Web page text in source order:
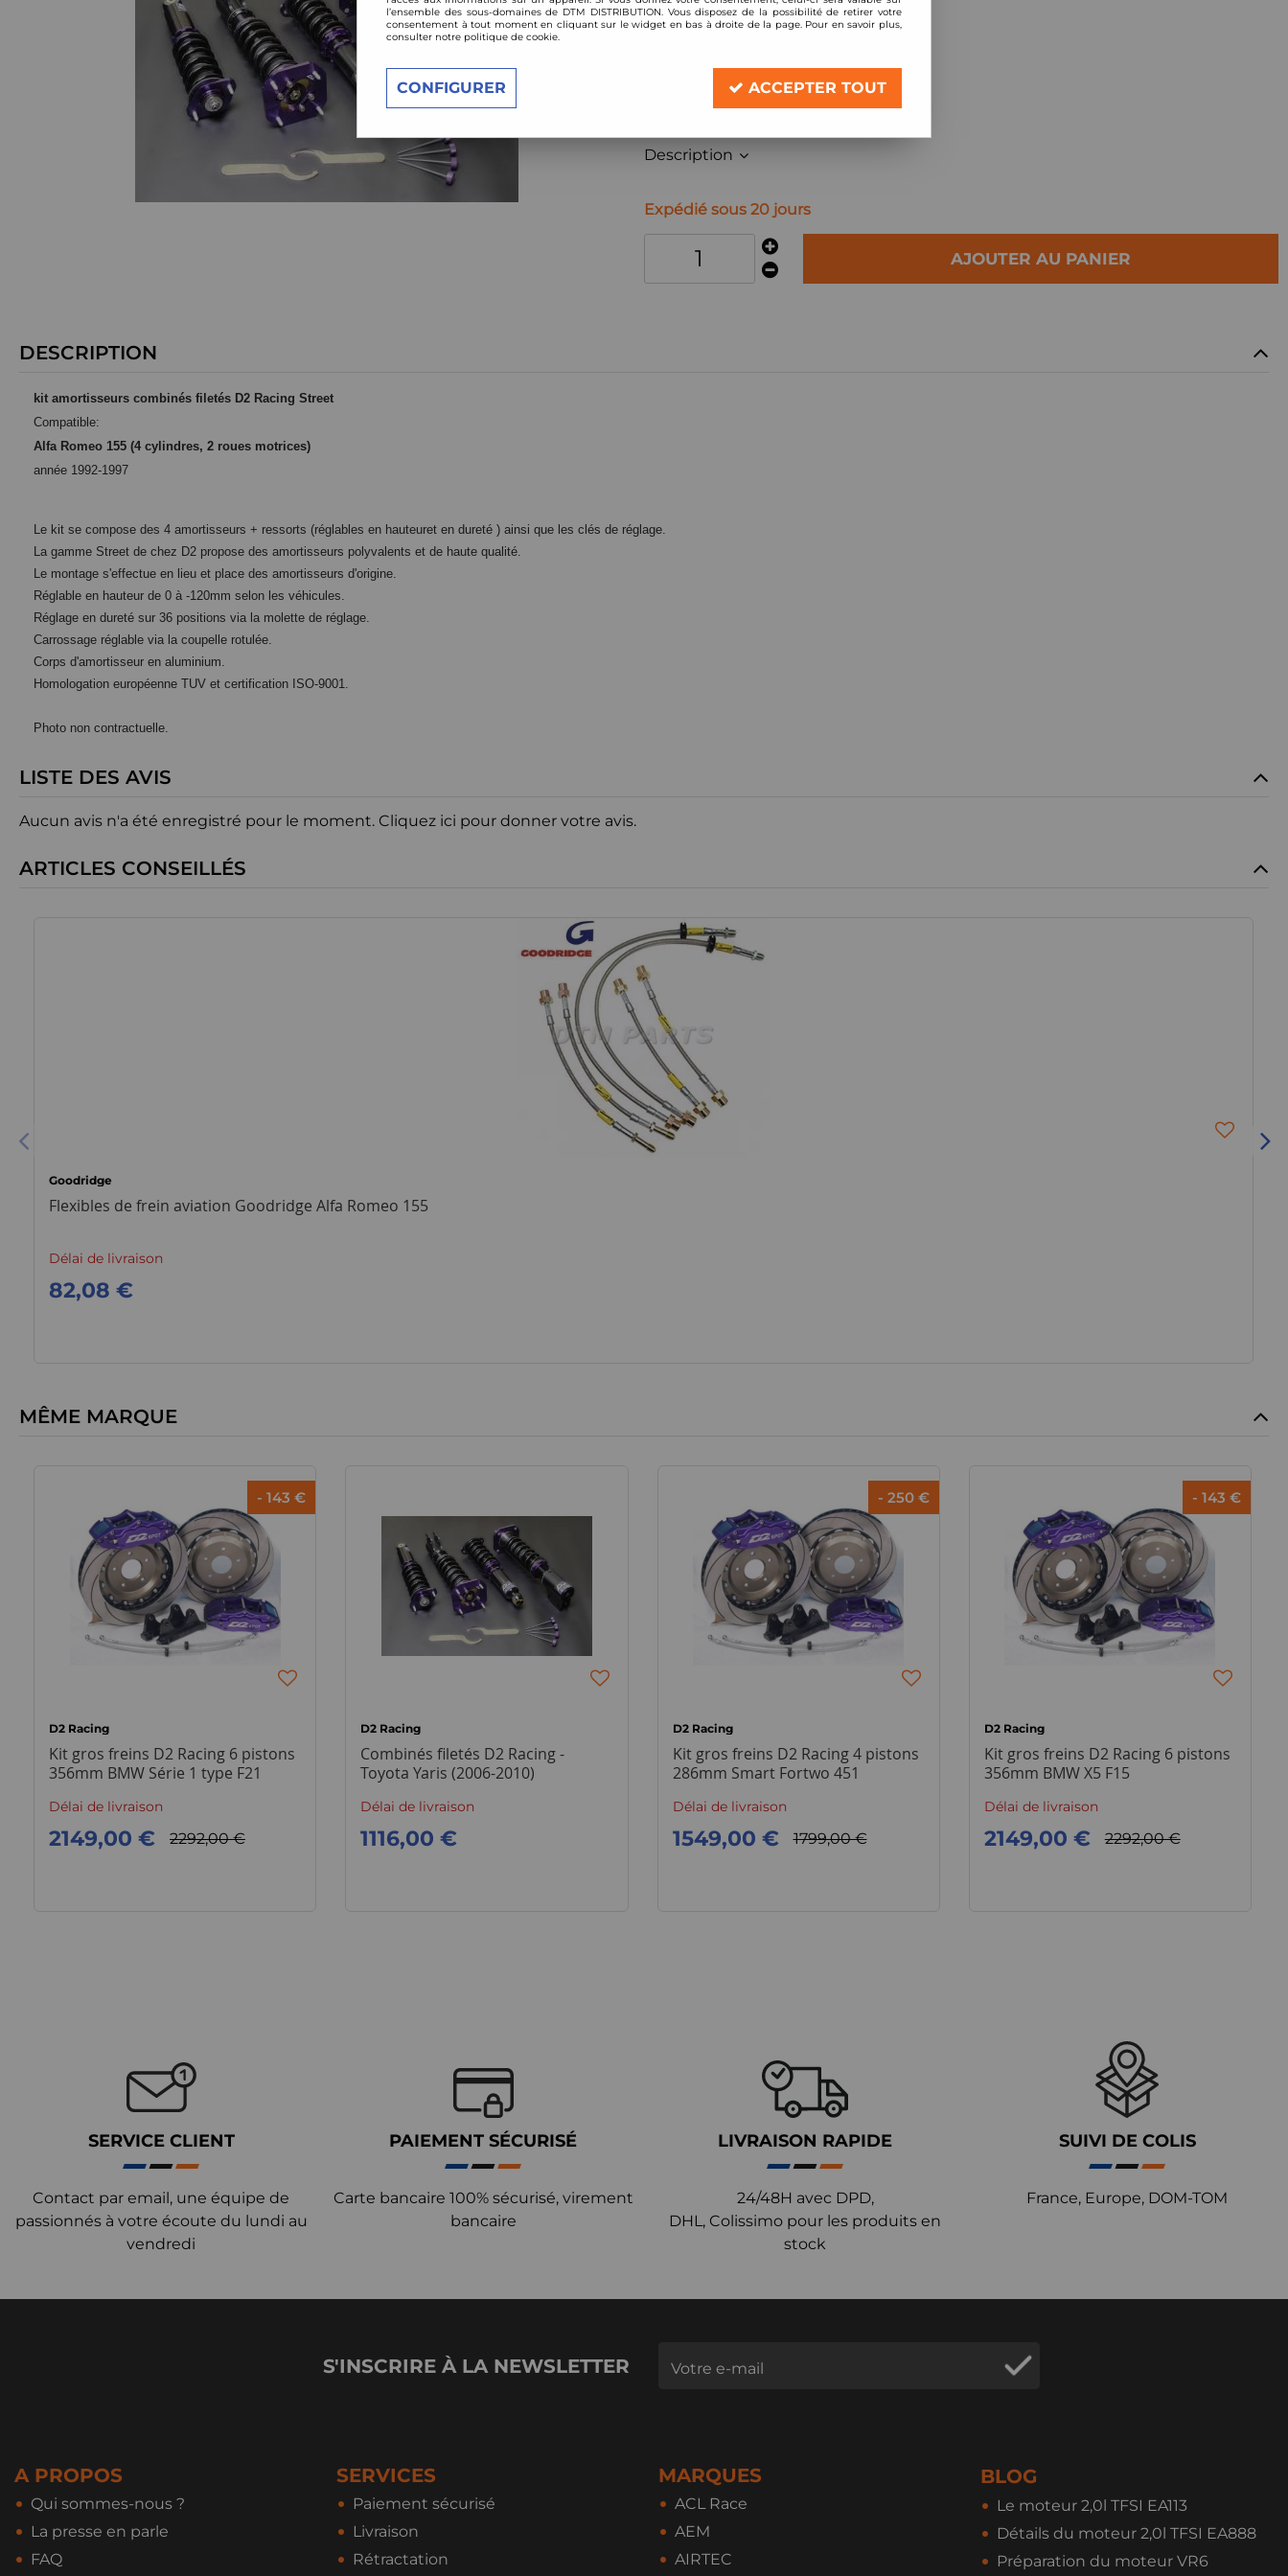
Réf. : D-AL-06
Alfa Romeo 155 (4 cylindres, 2 roues motrices)
Description
Expédié sous 20 jours
AJOUTER AU PANIER
DESCRIPTION
kit amortisseurs combinés filetés D2 Racing Street
Compatible:
Alfa Romeo 155 (4 cylindres, 2 roues motrices)
année 1992-1997
Le kit se compose des 4 amortisseurs + ressorts (réglables en hauteuret en dureté ) ainsi que les clés de réglage.
La gamme Street de chez D2 propose des amortisseurs polyvalents et de haute qualité.
Le montage s'effectue en lieu et place des amortisseurs d'origine.
Réglable en hauteur de 0 à -120mm selon les véhicules.
Réglage en dureté sur 36 positions via la molette de réglage.
Carrossage réglable via la coupelle rotulée.
Corps d'amortisseur en aluminium.
Homologation européenne TUV et certification ISO-9001.
Photo non contractuelle.
LISTE DES AVIS
Aucun avis n'a été enregistré pour le moment. Cliquez ici pour donner votre avis.
ARTICLES CONSEILLÉS
Goodridge
Flexibles de frein aviation Goodridge Alfa Romeo 155
Délai de livraison
82,08 €
MÊME MARQUE
- 143 €
D2 Racing
Kit gros freins D2 Racing 6 pistons
356mm BMW Série 1 type F21
Délai de livraison
2292,00 €
2149,00 €
D2 Racing
Combinés filetés D2 Racing -
Toyota Yaris (2006-2010)
Délai de livraison
1116,00 €
- 250 €
D2 Racing
Kit gros freins D2 Racing 4 pistons
286mm Smart Fortwo 451
Délai de livraison
1799,00 €
1549,00 €
- 143 €
D2 Racing
Kit gros freins D2 Racing 6 pistons
356mm BMW X5 F15
Délai de livraison
2292,00 €
2149,00 €
SERVICE CLIENT
Contact par email, une équipe de
passionnés à votre écoute du lundi au
vendredi
PAIEMENT SÉCURISÉ
Carte bancaire 100% sécurisé, virement
bancaire
LIVRAISON RAPIDE
24/48H avec DPD,
DHL, Colissimo pour les produits en
stock
SUIVI DE COLIS
France, Europe, DOM-TOM
S'INSCRIRE À LA NEWSLETTER
A PROPOS
Qui sommes-nous ?
La presse en parle
FAQ
SERVICES
Paiement sécurisé
Livraison
Rétractation
MARQUES
ACL Race
AEM
AIRTEC
BLOG
Le moteur 2,0l TFSI EA113
Détails du moteur 2,0l TFSI EA888
Préparation du moteur VR6
l’ensemble des sous-domaines de DTM DISTRIBUTION. Vous disposez de la possibilité de retirer votre
consentement à tout moment en cliquant sur le widget en bas à droite de la page. Pour en savoir plus,
consulter notre politique de cookie.
CONFIGURER ACCEPTER TOUT